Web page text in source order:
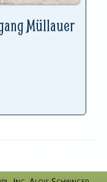
Müllauer